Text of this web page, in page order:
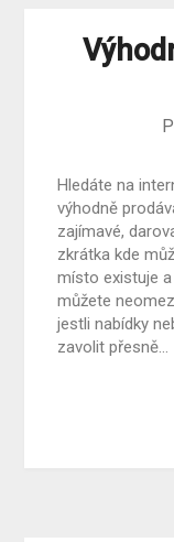
Hledáte na
výhodně
zajímavé,
zkrátka kde
místo existuje
můžete
jestli nabídky
zavolit přesně…